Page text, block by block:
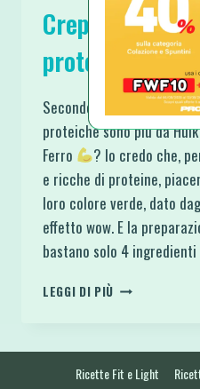
Crepes agli
proteiche da
Secondo te queste crepes
proteiche sono più da
Ferro
? Io credo che,
e ricche di proteine,
loro colore verde, dato
effetto wow. E la
bastano solo 4
LEGGI DI PIÙ CREPES
PROTEICHE
Ricette Fit e Light